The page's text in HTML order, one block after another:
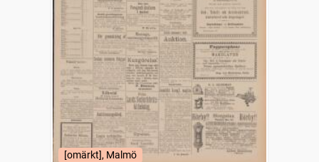
[omärkt], Malmö